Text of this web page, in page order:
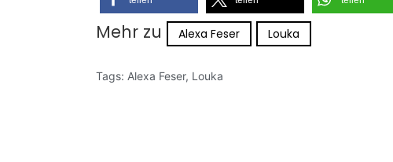
Mehr zu Alexa Feser Louka
Tags: Alexa Feser, Louka